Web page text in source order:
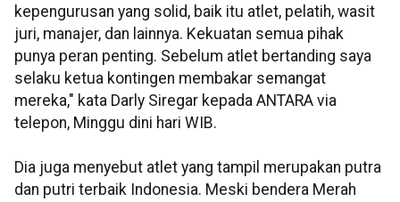
kepengurusan yang solid, baik itu atlet, pelatih, wasit
juri, manajer, dan lainnya. Kekuatan semua pihak
punya peran penting. Sebelum atlet bertanding saya
selaku ketua kontingen membakar semangat
mereka," kata Darly Siregar kepada ANTARA via
telepon, Minggu dini hari WIB.
Dia juga menyebut atlet yang tampil merupakan putra
dan putri terbaik Indonesia. Meski bendera Merah